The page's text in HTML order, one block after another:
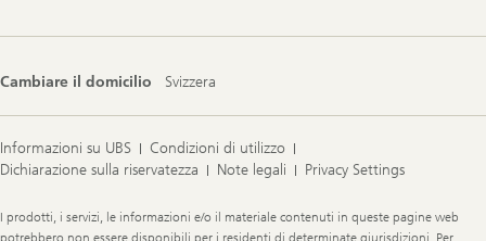
Cambiare il domicilio Svizzera
Informazioni su UBS
Condizioni di utilizzo
Dichiarazione sulla riservatezza
Note legali Privacy Settings
Legal
Information
I prodotti, i servizi, le informazioni e/o il materiale contenuti in queste pagine web
potrebbero non essere disponibili per i residenti di determinate giurisdizioni. Per